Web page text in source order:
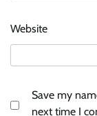
Website
Save my
next time I